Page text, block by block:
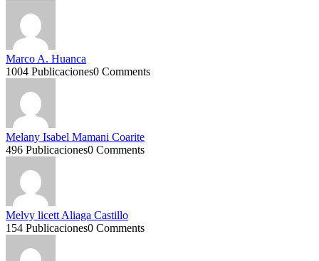
Marco A. Huanca
1004 Publicaciones0 Comments
Melany Isabel Mamani Coarite
496 Publicaciones0 Comments
Melvy licett Aliaga Castillo
154 Publicaciones0 Comments